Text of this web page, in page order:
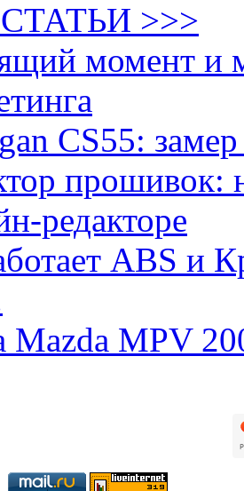
>>>
момент и
CS55:
прошивок:
редакторе
ABS и
Mazda MPV